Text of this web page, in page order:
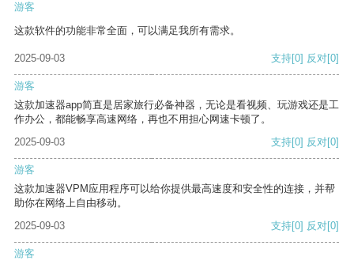
游客
这款软件的功能非常全面，可以满足我所有需求。
2025-09-03 支持[0] 反对[0]
游客
这款加速器app简直是居家旅行必备神器，无论是看视频、玩游戏还是工
作办公，都能畅享高速网络，再也不用担心网速卡顿了。
2025-09-03
支持[0] 反对[0]
游客
这款加速器VPM应用程序可以给你提供最高速度和安全性的连接，并帮
助你在网络上自由移动。
2025-09-03
支持[0] 反对[0]
游客